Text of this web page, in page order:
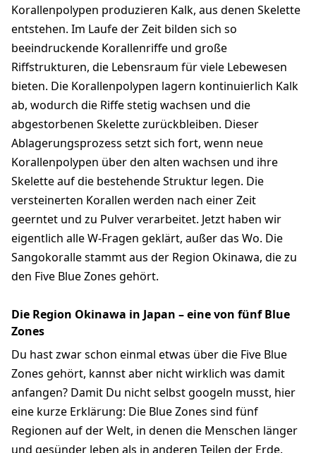
Korallenpolypen produzieren Kalk, aus denen Skelette
entstehen. Im Laufe der Zeit bilden sich so
beeindruckende Korallenriffe und große
Riffstrukturen, die Lebensraum für viele Lebewesen
bieten. Die Korallenpolypen lagern kontinuierlich Kalk
ab, wodurch die Riffe stetig wachsen und die
abgestorbenen Skelette zurückbleiben. Dieser
Ablagerungsprozess setzt sich fort, wenn neue
Korallenpolypen über den alten wachsen und ihre
Skelette auf die bestehende Struktur legen. Die
versteinerten Korallen werden nach einer Zeit
geerntet und zu Pulver verarbeitet. Jetzt haben wir
eigentlich alle W-Fragen geklärt, außer das Wo. Die
Sangokoralle stammt aus der Region Okinawa, die zu
den Five Blue Zones gehört.
Die Region Okinawa in Japan – eine von fünf Blue
Zones
Du hast zwar schon einmal etwas über die Five Blue
Zones gehört, kannst aber nicht wirklich was damit
anfangen? Damit Du nicht selbst googeln musst, hier
eine kurze Erklärung: Die Blue Zones sind fünf
Regionen auf der Welt, in denen die Menschen länger
und gesünder leben als in anderen Teilen der Erde.